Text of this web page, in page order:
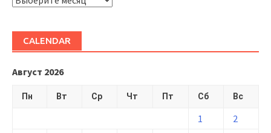
CALENDAR
Август 2026
Пн Вт Ср Чт Пт Сб Вс
1
2